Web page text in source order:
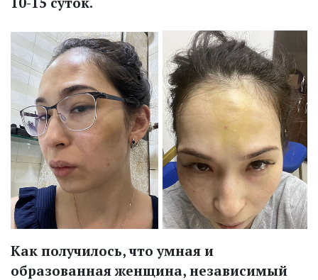
Как получилось, что умная и
образованная женщина, независимый